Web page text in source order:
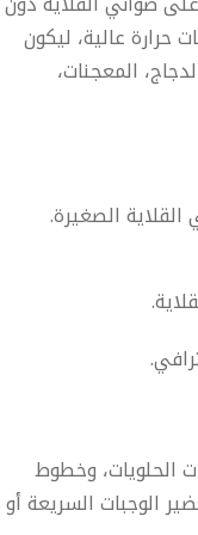
عالية، ليكون
المعجنات،
الصغيرة.
الحلويات، وخطوط
الوجبات السريعة أو